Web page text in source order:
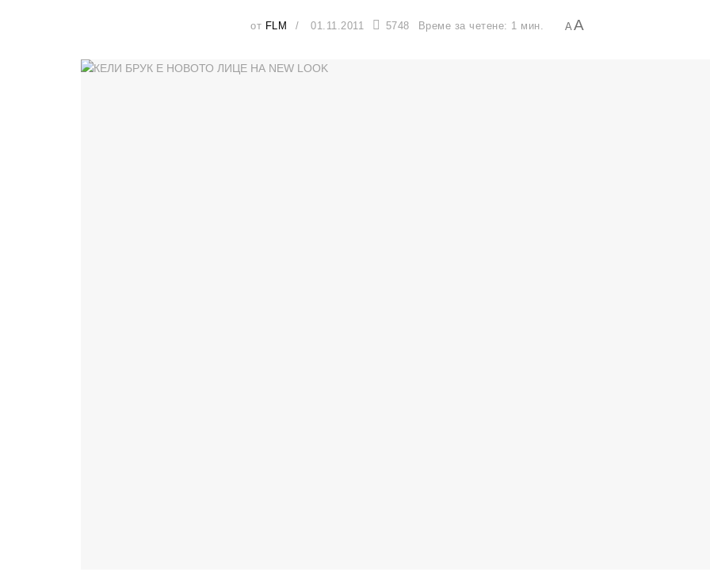
от FLM 01.11.2011 5748 Време за четене: 1 мин. AA